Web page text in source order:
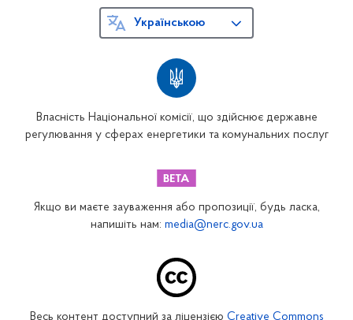
Власність Національної комісії, що здійснює державне
регулювання у сферах енергетики та комунальних послуг
Українською
Якщо ви маєте зауваження або пропозиції, будь ласка,
напишіть нам: media@nerc.gov.ua
Весь контент доступний за ліцензією Creative Commons